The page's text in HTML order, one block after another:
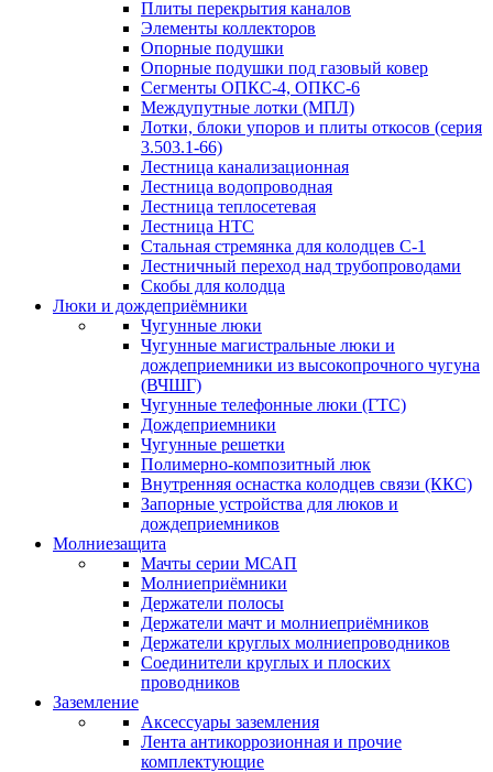
Плиты перекрытия каналов
Элементы коллекторов
Опорные подушки
Опорные подушки под газовый ковер
Сегменты ОПКС-4, ОПКС-6
Междупутные лотки (МПЛ)
Лотки, блоки упоров и плиты откосов (серия
3.503.1-66)
Лестница канализационная
Лестница водопроводная
Лестница теплосетевая
Лестница НТС
Стальная стремянка для колодцев С-1
Лестничный переход над трубопроводами
Скобы для колодца
Люки и дождеприёмники
Чугунные люки
Чугунные магистральные люки и
дождеприемники из высокопрочного чугуна
(ВЧШГ)
Чугунные телефонные люки (ГТС)
Дождеприемники
Чугунные решетки
Полимерно-композитный люк
Внутренняя оснастка колодцев связи (ККС)
Запорные устройства для люков и
дождеприемников
Молниезащита
Мачты серии МСАП
Молниеприёмники
Держатели полосы
Держатели мачт и молниеприёмников
Держатели круглых молниепроводников
Cоединители круглых и плоских
проводников
Заземление
Аксессуары заземления
Лента антикоррозионная и прочие
комплектующие